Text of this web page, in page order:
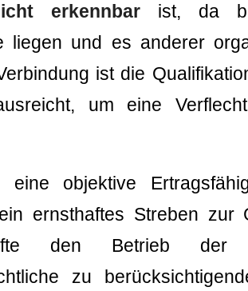
erkennbar ist, da
liegen und es anderer
ist die
um eine
objektive
ernsthaftes Streben zur
den Betrieb der
zu